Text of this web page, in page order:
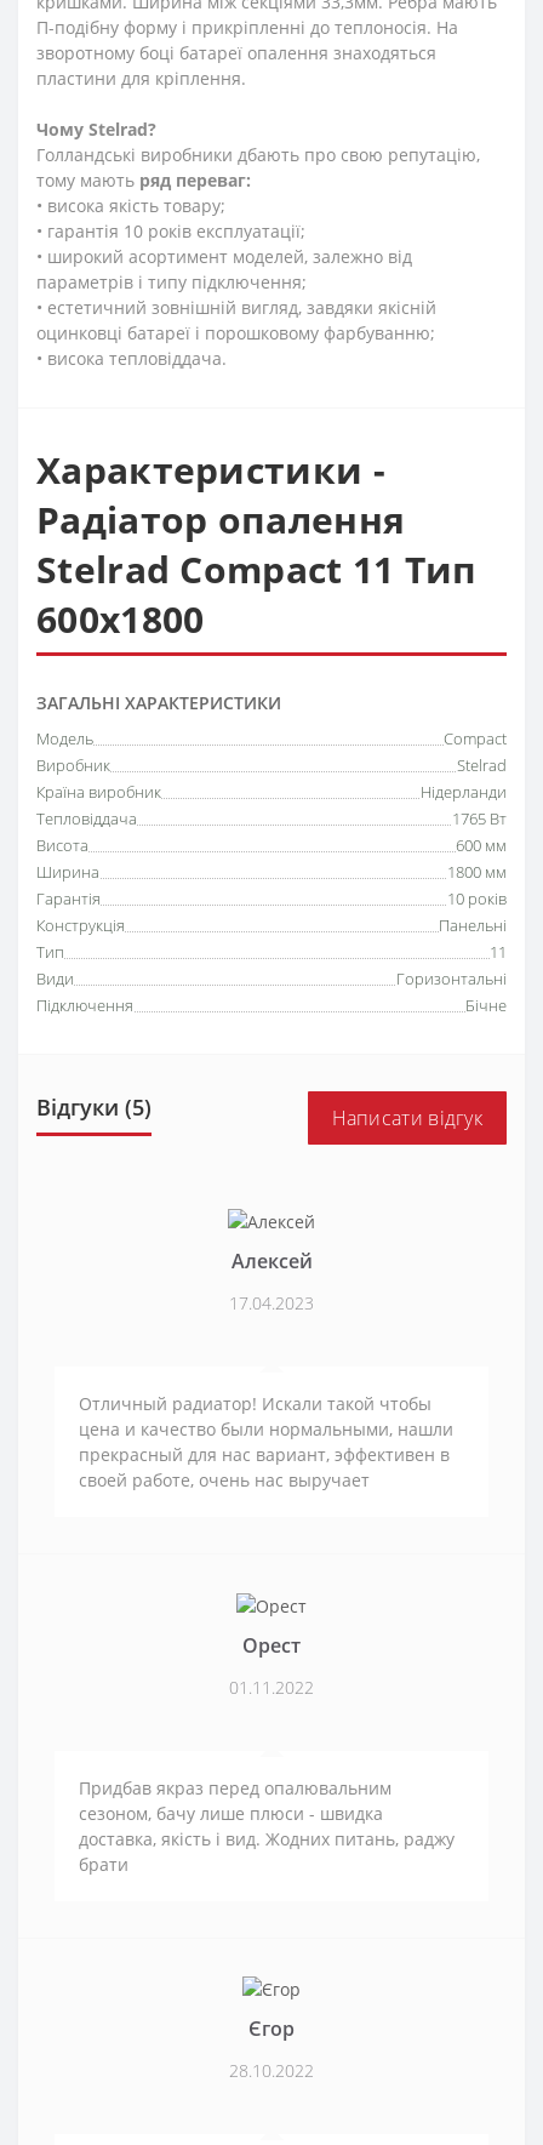
П-подібну форму і прикріпленні до теплоносія. На
зворотному боці батареї опалення знаходяться
пластини для кріплення.
Чому Stelrad?
Голландські виробники дбають про свою репутацію,
тому мають ряд переваг:
• висока якість товару;
• гарантія 10 років експлуатації;
• широкий асортимент моделей, залежно від
параметрів і типу підключення;
• естетичний зовнішній вигляд, завдяки якісній
оцинковці батареї і порошковому фарбуванню;
• висока тепловіддача.
Характеристики -
Радіатор опалення
Stelrad Compact 11 Тип
600х1800
ЗАГАЛЬНІ ХАРАКТЕРИСТИКИ
Модель
Compact
Виробник
Stelrad
Країна виробник
Нідерланди
Тепловіддача
1765 Вт
Висота
600 мм
Ширина
1800 мм
Гарантія
10 років
Конструкція
Панельні
Тип
11
Види
Горизонтальні
Підключення
Бічне
Відгуки (5) Написати відгук
Алексей
17.04.2023
Отличный радиатор! Искали такой чтобы
цена и качество были нормальными, нашли
прекрасный для нас вариант, эффективен в
своей работе, очень нас выручает
Орест
01.11.2022
Придбав якраз перед опалювальним
сезоном, бачу лише плюси - швидка
доставка, якість і вид. Жодних питань, раджу
брати
Єгор
28.10.2022